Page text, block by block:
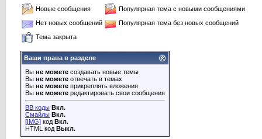
Новые сообщения
Популярная тема с новыми сообщениями
Нет новых сообщений
Популярная тема без новых сообщений
Тема закрыта
Ваши права в разделе
Вы не можете создавать новые темы
Вы не можете отвечать в темах
Вы не можете прикреплять вложения
Вы не можете редактировать свои сообщения
BB коды Вкл.
Смайлы Вкл.
[IMG] код Вкл.
HTML код Выкл.